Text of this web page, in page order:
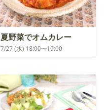
夏野菜でオムカレー
7/27 (水) 18:00〜19:00